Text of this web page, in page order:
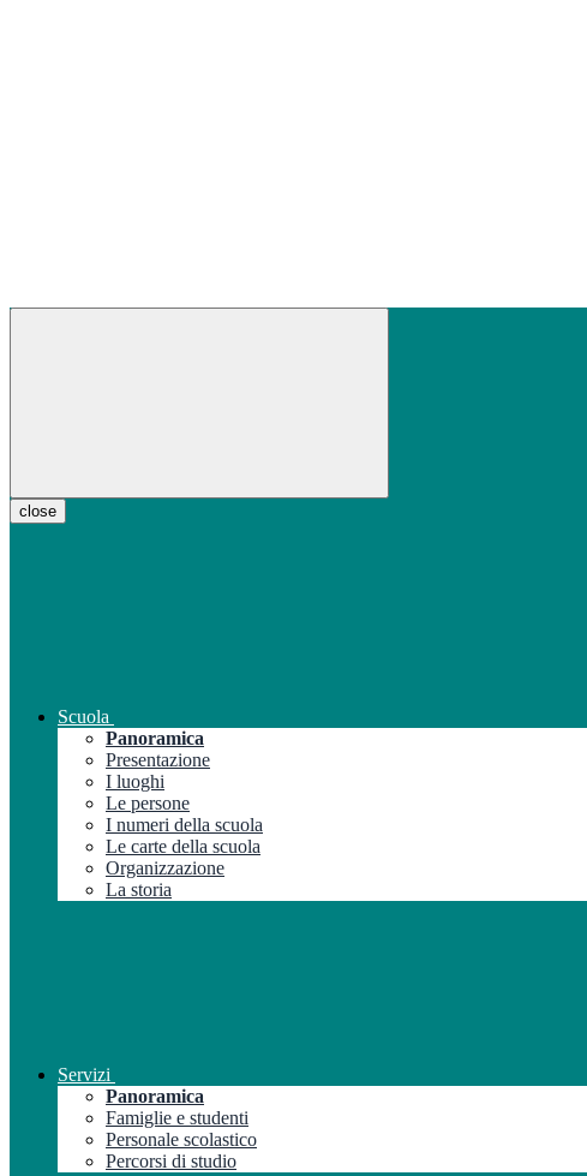
close
Scuola
Panoramica
Presentazione
I luoghi
Le persone
I numeri della scuola
Le carte della scuola
Organizzazione
La storia
Servizi
Panoramica
Famiglie e studenti
Personale scolastico
Percorsi di studio